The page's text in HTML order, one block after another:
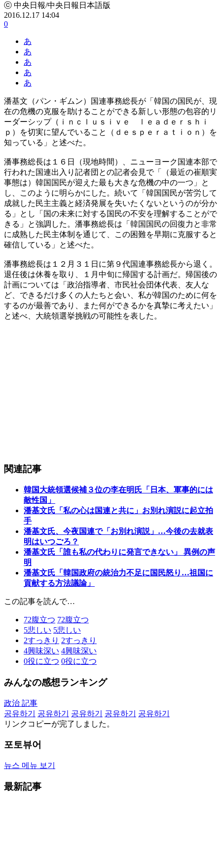
ⓒ 中央日報/中央日報日本語版
2016.12.17 14:04
0
あ
あ
あ
あ
あ
潘基文（パン・ギムン）国連事務総長が「韓国の国民が、現
在の危機の克服を助けることができる新しい形態の包容的リ
ーダーシップ（ｉｎｃｌｕｓｉｖｅ ｌｅａｄｅｒｓｈｉ
ｐ）を切実に望んでいること（ｄｅｓｐｅｒａｔｉｏｎ）を
知っている」と述べた。
潘事務総長は１６日（現地時間）、ニューヨーク国連本部で
行われた国連出入り記者団との記者会見で「（最近の崔順実
事態は）韓国国民が迎えた最も大きな危機の中の一つ」と
し、このように明らかにした。続いて「韓国国民が苦労して
成就した民主主義と経済発展を失いたくないというのが分か
る」とし「国の未来に対する国民の不安を理解することがで
きる」と強調した。潘事務総長は「韓国国民の回復力と非常
に成熟した民主体制を通じて、この困難を早期に克服すると
確信している」と述べた。
潘事務総長は１２月３１日に第９代国連事務総長から退く。
退任後は休養を取り、１月中旬に帰国する計画だ。帰国後の
計画については「政治指導者、市民社会団体代表、友人な
ど、できるだけ多くの人たちと会い、私が韓国のために何を
するのが最善であり、また何ができるかを真摯に考えたい」
と述べ、大統領選挙挑戦の可能性を表した。
関連記事
韓国大統領選候補３位の李在明氏「日本、軍事的には
敵性国」
潘基文氏「私の心は国連と共に」お別れ演説に起立拍
手
潘基文氏、今夜国連で「お別れ演説」…今後の去就表
明はいつごろ？
潘基文氏「誰も私の代わりに発言できない」 異例の声
明
潘基文氏「韓国政府の統治力不足に国民怒り…祖国に
貢献する方法議論」
この記事を読んで…
72腹立つ 72腹立つ
5悲しい 5悲しい
2すっきり 2すっきり
4興味深い 4興味深い
0役に立つ 0役に立つ
みんなの感想ランキング
政治 記事
공유하기
공유하기 공유하기 공유하기
공유하기
リンクコピーが完了しました。
포토뷰어
뉴스 메뉴 보기
最新記事